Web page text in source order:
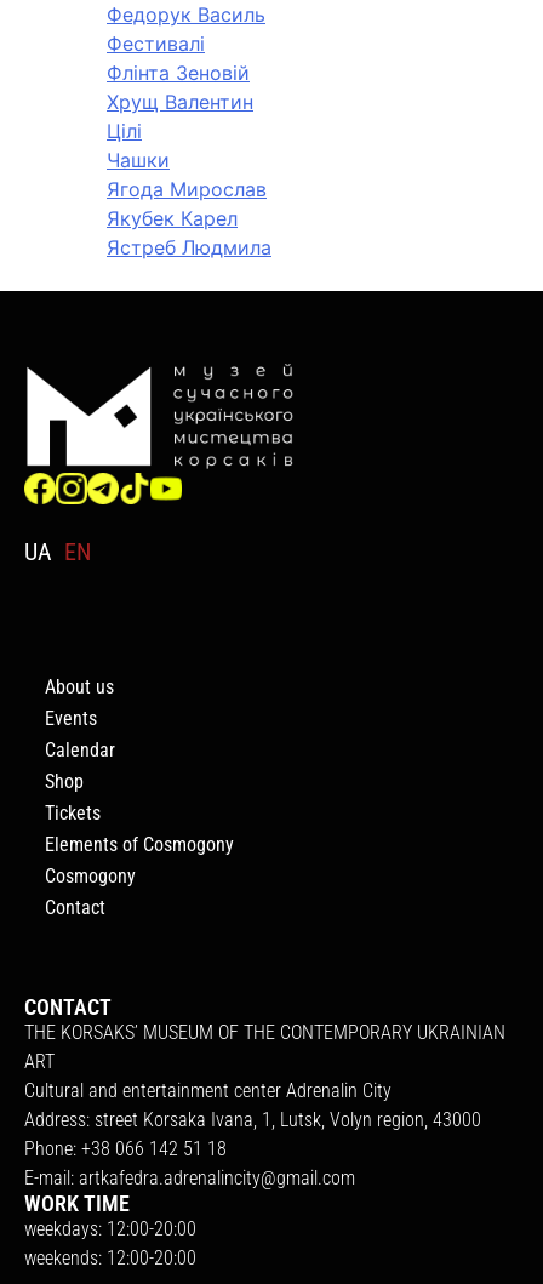
Федорук Василь
Фестивалі
Флінта Зеновій
Хрущ Валентин
Цілі
Чашки
Ягода Мирослав
Якубек Карел
Ястреб Людмила
UA EN
About us
Events
Calendar
Shop
Tickets
Elements of Cosmogony
Cosmogony
Contact
CONTACT
THE KORSAKS’ MUSEUM OF THE CONTEMPORARY UKRAINIAN
ART
Cultural and entertainment center Adrenalin City
Address: street Korsaka Ivana, 1, Lutsk, Volyn region, 43000
Phone: +38 066 142 51 18
E-mail: artkafedra.adrenalincity@gmail.com
WORK TIME
weekdays: 12:00-20:00
weekends: 12:00-20:00